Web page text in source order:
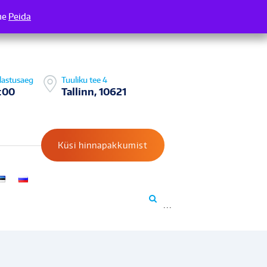
Tuuliku tee 4
Tallinn, 10621
Küsi hinnapakkumist
Peida